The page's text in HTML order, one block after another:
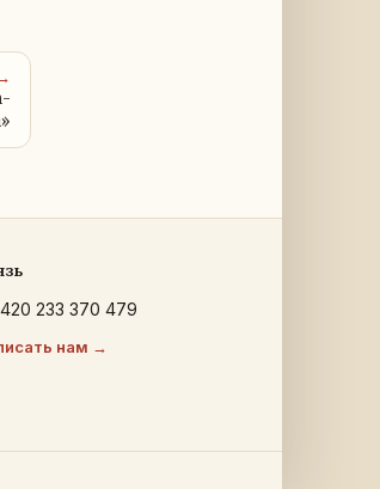
233 370 479
нам →